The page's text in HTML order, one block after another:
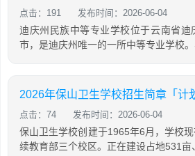
点击：191 发布时间：2026-06-04
迪庆州民族中等专业学校位于云南省迪
市，是迪庆州唯一的一所中等专业学校
2026年保山卫生学校招生简章「计
点击：74 发布时间：2026-06-04
保山卫生学校创建于1965年6月，学校
续教育部三个校区。正在建设占地531